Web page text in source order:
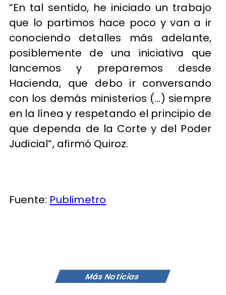
Más Noticias
“En tal sentido, he iniciado un trabajo
que lo partimos hace poco y van a ir
conociendo detalles más adelante,
posiblemente de una iniciativa que
lancemos y preparemos desde
Hacienda, que debo ir conversando
con los demás ministerios (…) siempre
en la línea y respetando el principio de
que dependa de la Corte y del Poder
Judicial”, afirmó Quiroz.
Fuente: Publimetro